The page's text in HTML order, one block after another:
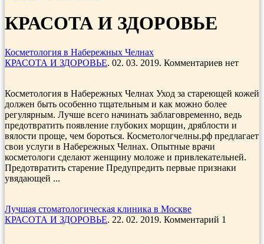
КРАСОТА И ЗДОРОВЬЕ
Косметология в Набережных Челнах
КРАСОТА И ЗДОРОВЬЕ. 02. 03. 2019. Комментариев нет
Косметология в Набережных Челнах Уход за стареющей кожей
должен быть особенно тщательным и как можно более
регулярным. Лучше всего начинать заблаговременно, ведь
предотвратить появление глубоких морщин, дряблости и
вялости проще, чем бороться. Косметологчелны.рф предлагает
свои услуги в Набережных Челнах. Опытные врачи
косметологи сделают женщину моложе и привлекательней.
Предотвратить старение Предупредить первые признаки
увядающей ...
Лучшая стоматологическая клиника в Москве
КРАСОТА И ЗДОРОВЬЕ. 22. 02. 2019. Комментарий 1